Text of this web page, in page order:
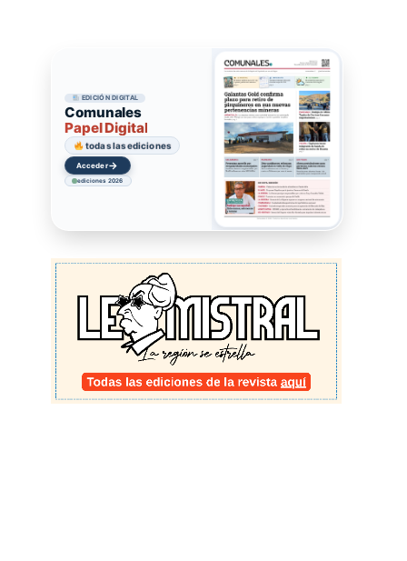
EDICIÓN DIGITAL
Comunales
Papel Digital
todas las ediciones
Acceder→
ediciones 2026